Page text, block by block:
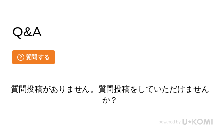
Q&A
質問する
質問投稿がありません。質問投稿をしていただけません
か？